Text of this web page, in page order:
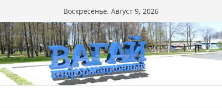
к
содержимому
Воскресенье, Август 9, 2026